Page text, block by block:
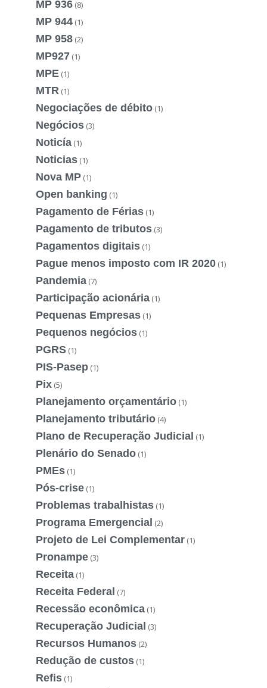
MP 936 (8)
MP 944 (1)
MP 958 (2)
MP927 (1)
MPE (1)
MTR (1)
Negociações de débito (1)
Negócios (3)
Noticía (1)
Noticias (1)
Nova MP (1)
Open banking (1)
Pagamento de Férias (1)
Pagamento de tributos (3)
Pagamentos digitais (1)
Pague menos imposto com IR 2020 (1)
Pandemia (7)
Participação acionária (1)
Pequenas Empresas (1)
Pequenos negócios (1)
PGRS (1)
PIS-Pasep (1)
Pix (5)
Planejamento orçamentário (1)
Planejamento tributário (4)
Plano de Recuperação Judicial (1)
Plenário do Senado (1)
PMEs (1)
Pós-crise (1)
Problemas trabalhistas (1)
Programa Emergencial (2)
Projeto de Lei Complementar (1)
Pronampe (3)
Receita (1)
Receita Federal (7)
Recessão econômica (1)
Recuperação Judicial (3)
Recursos Humanos (2)
Redução de custos (1)
Refis (1)